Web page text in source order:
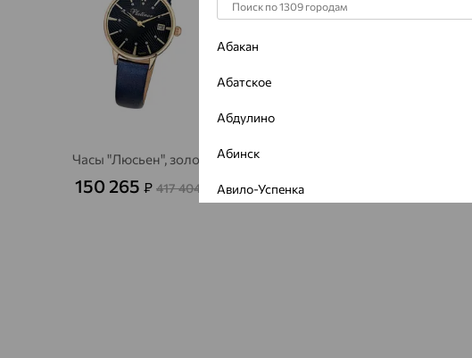
Часы "Люсьен", золото
150 265 ₽ 417 404
Абакан
Абатское
Абдулино
Абинск
Авило-Успенка